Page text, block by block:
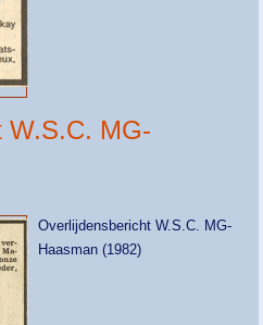
W.S.C. MG-
Overlijdensbericht W.S.C. MG-
Haasman (1982)